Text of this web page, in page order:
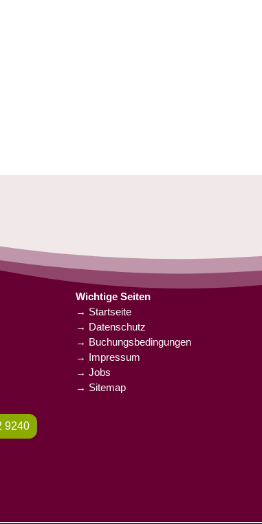
9240
Wichtige Seiten
→ Startseite
→ Datenschutz
→ Buchungsbedingungen
→ Impressum
→ Jobs
→ Sitemap